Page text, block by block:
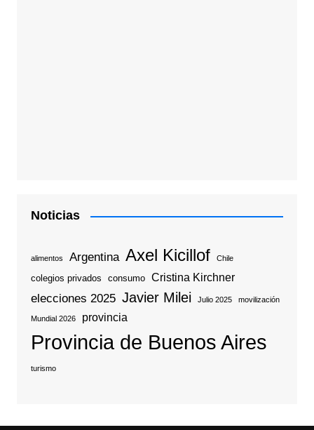
Noticias
alimentos Argentina Axel Kicillof Chile
colegios privados consumo Cristina Kirchner
elecciones 2025 Javier Milei Julio 2025 movilización
Mundial 2026 provincia
Provincia de Buenos Aires
turismo